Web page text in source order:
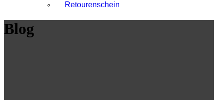
Retourenschein
Blog